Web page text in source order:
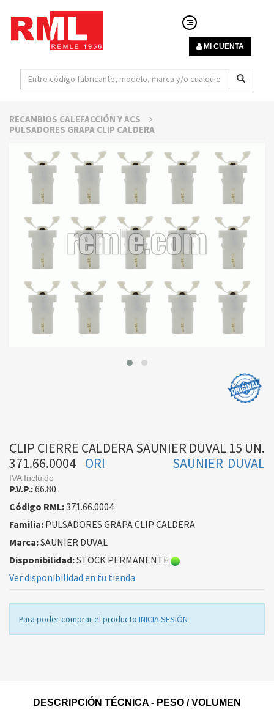
MI CUENTA
RECAMBIOS CALEFACCIÓN Y ACS
PULSADORES GRAPA CLIP CALDERA
CLIP CIERRE CALDERA SAUNIER DUVAL 15 UN.
371.66.0004
SAUNIER DUVAL
ORI
IVA Incluido
P.V.P.:66.80
Código RML:371.66.0004
Familia: PULSADORES GRAPA CLIP CALDERA
Marca:SAUNIER DUVAL
Disponibilidad:STOCK PERMANENTE
Ver disponibilidad en tu tienda
Para poder comprar el producto INICIA SESIÓN
DESCRIPCIÓN TÉCNICA - PESO / VOLUMEN